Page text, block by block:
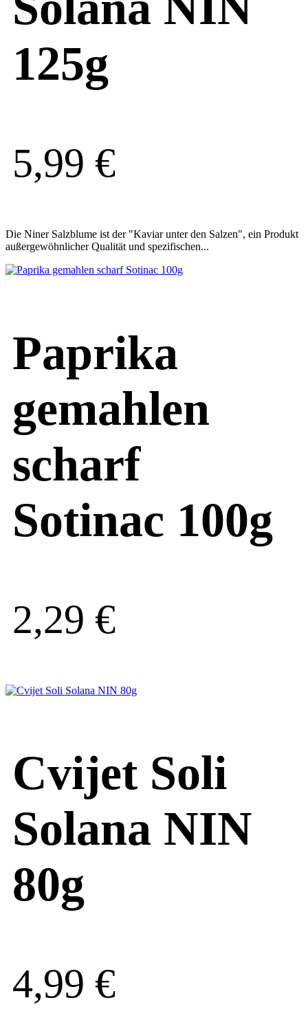
125g
5,99 €
Die Niner Salzblume ist der "Kaviar unter den Salzen", ein Produkt
außergewöhnlicher Qualität und spezifischen...
Paprika
gemahlen
scharf
Sotinac 100g
2,29 €
Cvijet Soli
Solana NIN
80g
4,99 €